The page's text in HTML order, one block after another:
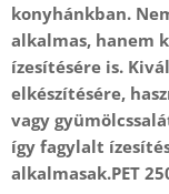
konyhánkban.
alkalmas, hanem
ízesítésére is.
elkészítésére,
vagy
így fagylalt
alkalmasak.PET